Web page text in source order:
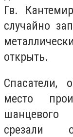
Гв.
случайно
открыть.
Спасатели,
место
шанцевого
срезали